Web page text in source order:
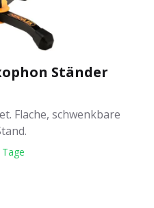
Ständer
Flache, schwenkbare